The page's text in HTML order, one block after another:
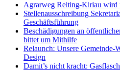
Agrarweg Reiting-Kiriau wird
Stellenausschreibung
Geschäftsführung
Beschädigungen an
bittet um Mithilfe
Relaunch: Unsere Gemeinde-
Design
Damit’s nicht kracht: